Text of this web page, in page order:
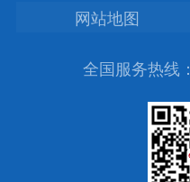
网站地图
全国服务热线：